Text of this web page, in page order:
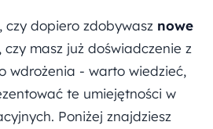
czy dopiero zdobywasz nowe
, czy masz już doświadczenie z
wdrożenia - warto wiedzieć,
te umiejętności w
Poniżej znajdziesz